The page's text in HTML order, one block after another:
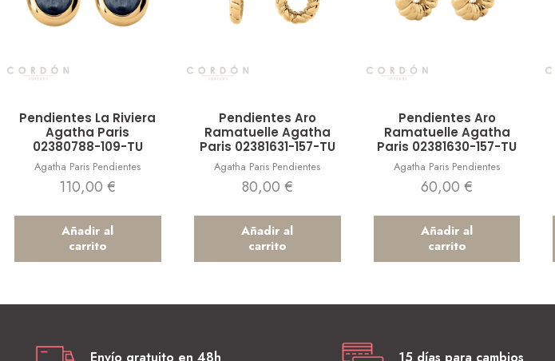
Pendientes La Riviera
Agatha Paris
02380788-109-TU
Agatha Paris Pendientes
110,00€
Añadir al
carrito
Pendientes Aro
Ramatuelle Agatha
Paris 02381631-157-TU
Agatha Paris Pendientes
80,00 €
Añadir al
carrito
Pendientes Aro
Ramatuelle Agatha
Paris 02381630-157-TU
Agatha Paris Pendientes
60,00€
Añadir al
carrito